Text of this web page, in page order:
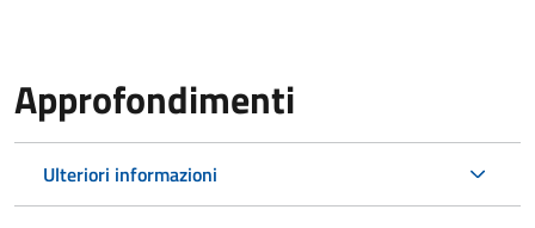
Approfondimenti
Ulteriori informazioni